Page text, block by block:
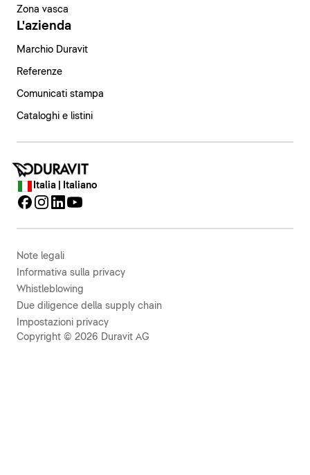
Zona vasca
L'azienda
Marchio Duravit
Referenze
Comunicati stampa
Cataloghi e listini
Italia | Italiano
Note legali
Informativa sulla privacy
Whistleblowing
Due diligence della supply chain
Impostazioni privacy
Copyright © 2026 Duravit AG